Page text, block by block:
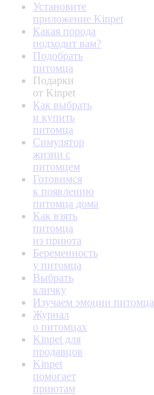
Установите
приложение Kinpet
Какая порода
подходит вам?
Подобрать
питомца
Подарки
от Kinpet
Как выбрать
и купить
питомца
Симулятор
жизни с
питомцем
Готовимся
к появлению
питомца дома
Как взять
питомца
из приюта
Беременность
у питомца
Выбрать
кличку
Изучаем эмоции питомца
Журнал
о питомцах
Kinpet для
продавцов
Kinpet
помогает
приютам